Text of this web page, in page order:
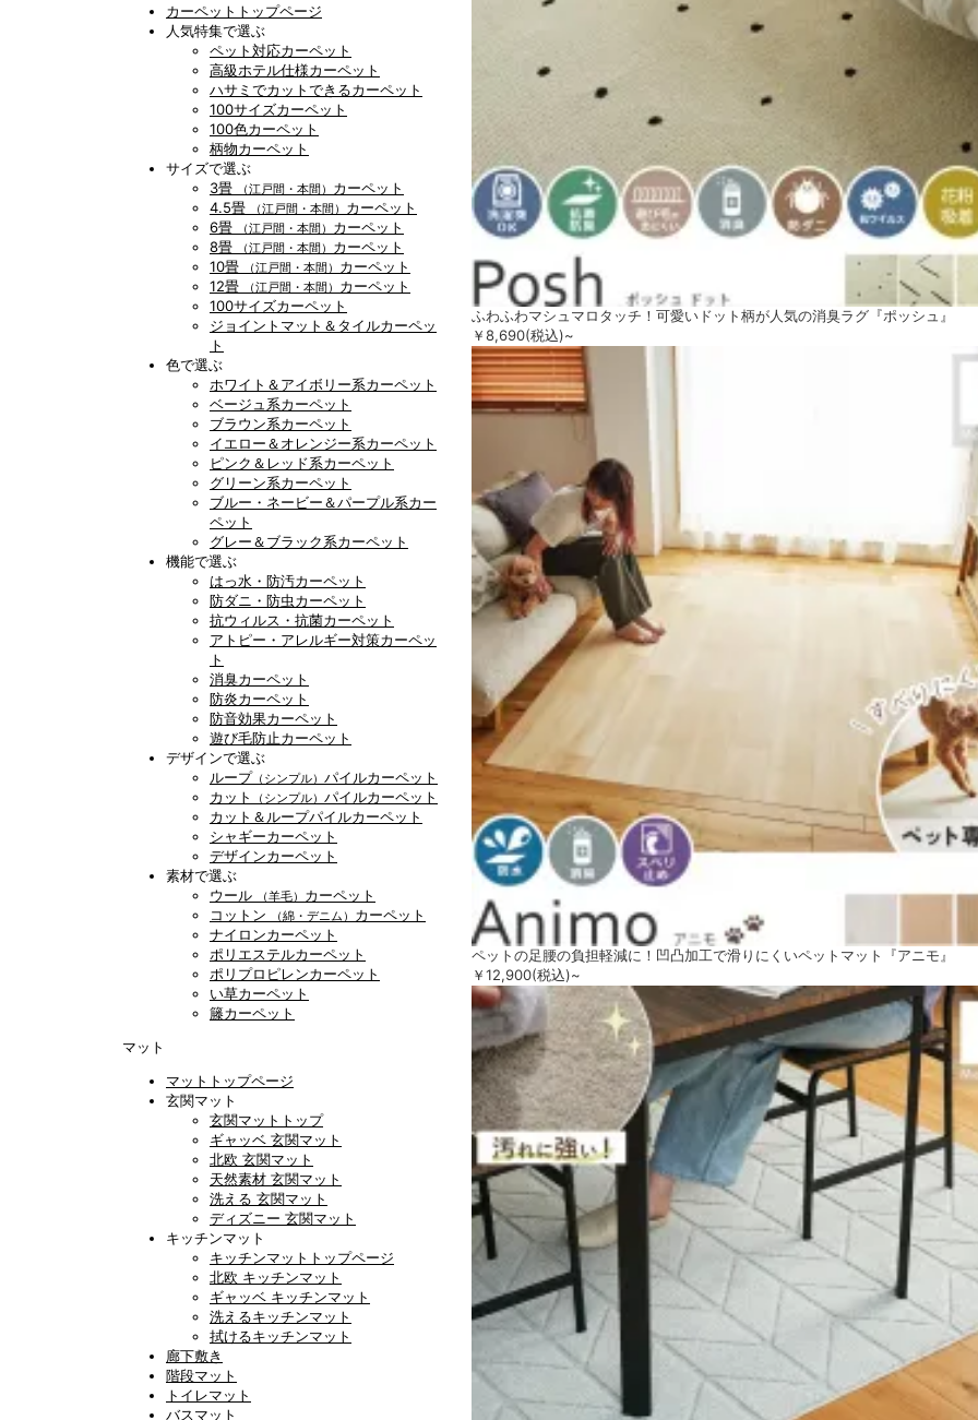
カーペットトップページ
人気特集で選ぶ
ペット対応カーペット
高級ホテル仕様カーペット
ハサミでカットできるカーペット
100サイズカーペット
100色カーペット
柄物カーペット
サイズで選ぶ
3畳
（江戸間・本間） カーペット
4.5畳
（江戸間・本間） カーペット
6畳
（江戸間・本間） カーペット
8畳
（江戸間・本間） カーペット
10畳
（江戸間・本間） カーペット
12畳
（江戸間・本間） カーペット
100サイズカーペット
ジョイントマット＆タイルカーペッ
ト
色で選ぶ
ホワイト＆アイボリー系カーペット
ベージュ系カーペット
ブラウン系カーペット
イエロー＆オレンジー系カーペット
ピンク＆レッド系カーペット
グリーン系カーペット
ブルー・ネービー＆パープル系カー
ペット
グレー＆ブラック系カーペット
機能で選ぶ
はっ水・防汚カーペット
防ダニ・防虫カーペット
抗ウィルス・抗菌カーペット
アトピー・アレルギー対策カーペッ
ト
消臭カーペット
防炎カーペット
防音効果カーペット
遊び毛防止カーペット
デザインで選ぶ
ループ （シンプル） パイルカーペット
カット
（シンプル） パイルカーペット
カット＆ループパイルカーペット
シャギーカーペット
デザインカーペット
素材で選ぶ
ウール
（羊毛） カーペット
コットン
（綿・デニム） カーペット
ナイロンカーペット
ポリエステルカーペット
ポリプロピレンカーペット
い草カーペット
籐カーペット
マット
マットトップページ
玄関マット
玄関マットトップ
ギャッベ 玄関マット
北欧 玄関マット
天然素材 玄関マット
洗える 玄関マット
ディズニー 玄関マット
キッチンマット
キッチンマットトップページ
北欧 キッチンマット
ギャッベ キッチンマット
洗えるキッチンマット
拭けるキッチンマット
廊下敷き
階段マット
トイレマット
バスマット
ふわふわマシュマロタッチ！可愛いドット柄が人気の消臭ラグ『ポッシュ』
￥8,690(税込)~
ペットの足腰の負担軽減に！凹凸加工で滑りにくいペットマット『アニモ』
￥12,900(税込)~